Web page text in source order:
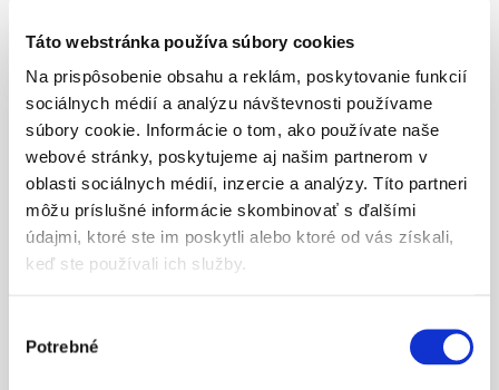
Táto webstránka používa súbory cookies
Na prispôsobenie obsahu a reklám, poskytovanie funkcií
sociálnych médií a analýzu návštevnosti používame
súbory cookie. Informácie o tom, ako používate naše
webové stránky, poskytujeme aj našim partnerom v
oblasti sociálnych médií, inzercie a analýzy. Títo partneri
môžu príslušné informácie skombinovať s ďalšími
údajmi, ktoré ste im poskytli alebo ktoré od vás získali,
keď ste používali ich služby.
súhlasu
Potrebné
REPLICA TEAM POLO XL
Kód: 3RB240005905 / 3RB240005905 Dostupné od 2026/03/23
65.50 €42.50 €
Cena zahŕňa 23% DPH
PRIDAŤ DO KOŠÍKA
REPLICA TEAM POLO XXL